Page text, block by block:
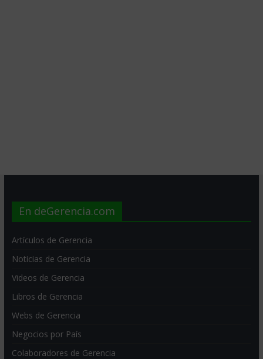
En deGerencia.com
Artículos de Gerencia
Noticias de Gerencia
Videos de Gerencia
Libros de Gerencia
Webs de Gerencia
Negocios por País
Colaboradores de Gerencia